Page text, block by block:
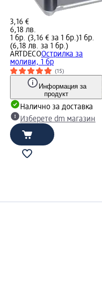
3,16 €
6,18 лв.
1 бр. (3,16 € за 1 бр.)1 бр.
(6,18 лв. за 1 бр.)
ARTDECOОстрилка за
моливи, 1 бр
(15)
Информация за
продукт
Налично за доставка
Изберете dm магазин